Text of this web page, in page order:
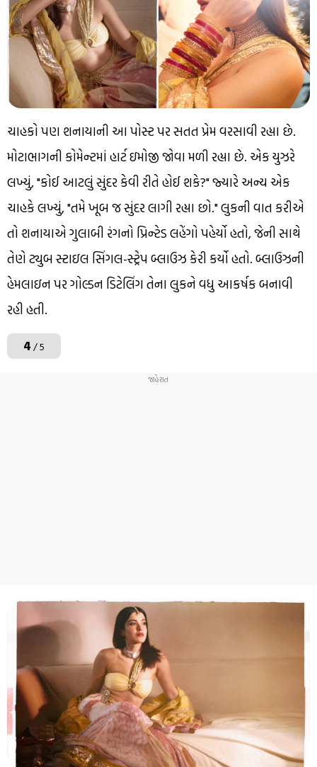
ચાહકો પણ શનાયાની આ પોસ્ટ પર સતત પ્રેમ વરસાવી રહ્યા છે.
મોટાભાગની કોમેન્ટમાં હાર્ટ ઇમોજી જોવા મળી રહ્યા છે. એક યુઝરે
લખ્યું, "કોઈ આટલું સુંદર કેવી રીતે હોઈ શકે?" જ્યારે અન્ય એક
ચાહકે લખ્યું, "તમે ખૂબ જ સુંદર લાગી રહ્યા છો." લુકની વાત કરીએ
તો શનાયાએ ગુલાબી રંગનો પ્રિન્ટેડ લહેંગો પહેર્યો હતો, જેની સાથે
તેણે ટ્યુબ સ્ટાઇલ સિંગલ-સ્ટ્રેપ બ્લાઉઝ કેરી કર્યો હતો. બ્લાઉઝની
હેમલાઇન પર ગોલ્ડન ડિટેલિંગ તેના લુકને વધુ આકર્ષક બનાવી
રહી હતી.
4/ 5